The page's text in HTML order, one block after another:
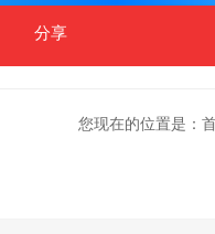
分享
您现在的位置是：